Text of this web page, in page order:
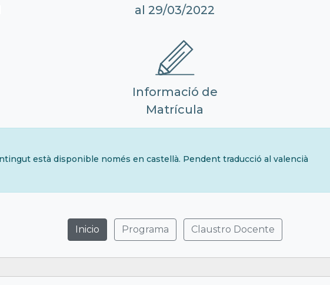
al 29/03/2022
Informació de
Matrícula
està disponible només en castellà. Pendent traducció al valencià
Inicio Programa Claustro Docente